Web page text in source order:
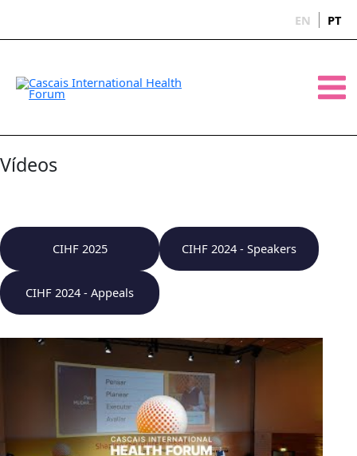
content
EN PT
Vídeos
CIHF 2025 CIHF 2024 - Speakers
CIHF 2024 - Appeals